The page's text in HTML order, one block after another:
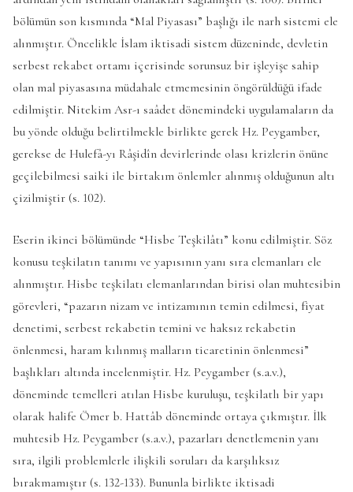
bölümün son kısmında “Mal Piyasası” başlığı ile narh sistemi ele
alınmıştır. Öncelikle İslam iktisadi sistem düzeninde, devletin
serbest rekabet ortamı içerisinde sorunsuz bir işleyişe sahip
olan mal piyasasına müdahale etmemesinin öngörüldüğü ifade
edilmiştir. Nitekim Asr-ı saâdet dönemindeki uygulamaların da
bu yönde olduğu belirtilmekle birlikte gerek Hz. Peygamber,
gerekse de Hulefâ-yı Râşidîn devirlerinde olası krizlerin önüne
geçilebilmesi saiki ile birtakım önlemler alınmış olduğunun altı
çizilmiştir (s. 102).
Eserin ikinci bölümünde “Hisbe Teşkilâtı” konu edilmiştir. Söz
konusu teşkilatın tanımı ve yapısının yanı sıra elemanları ele
alınmıştır. Hisbe teşkilatı elemanlarından birisi olan muhtesibin
görevleri, “pazarın nizam ve intizamının temin edilmesi, fiyat
denetimi, serbest rekabetin temini ve haksız rekabetin
önlenmesi, haram kılınmış malların ticaretinin önlenmesi”
başlıkları altında incelenmiştir. Hz. Peygamber (s.a.v.),
döneminde temelleri atılan Hisbe kuruluşu, teşkilatlı bir yapı
olarak halife Ömer b. Hattâb döneminde ortaya çıkmıştır. İlk
muhtesib Hz. Peygamber (s.a.v.), pazarları denetlemenin yanı
sıra, ilgili problemlerle ilişkili soruları da karşılıksız
bırakmamıştır (s. 132-133). Bununla birlikte iktisadi